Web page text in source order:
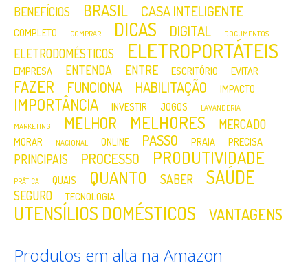
BENEFÍCIOS BRASIL CASA INTELIGENTE
COMPLETO COMPRAR DICAS DIGITAL DOCUMENTOS
ELETRODOMÉSTICOS ELETROPORTÁTEIS
EMPRESA ENTENDA ENTRE ESCRITÓRIO EVITAR
FAZER FUNCIONA HABILITAÇÃO IMPACTO
IMPORTÂNCIA INVESTIR JOGOS
LAVANDERIA
MARKETING
MELHOR MELHORES MERCADO
MORAR NACIONAL ONLINE PASSO PRAIA PRECISA
PRINCIPAIS PROCESSO PRODUTIVIDADE
PRÁTICA QUAIS QUANTO SABER SAÚDE
SEGURO TECNOLOGIA
UTENSÍLIOS DOMÉSTICOS VANTAGENS
Produtos em alta na Amazon